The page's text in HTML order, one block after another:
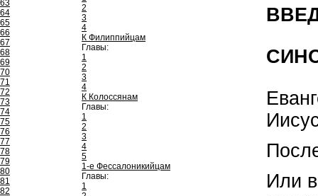
63
64
65
66
67
68
69
70
71
72
73
74
75
76
77
78
79
80
81
82
2
3
4
К Филиппийцам
Главы:
1
2
3
4
К Колоссянам
Главы:
1
2
3
4
5
1-е Фессалоникийцам
Главы:
1
Или